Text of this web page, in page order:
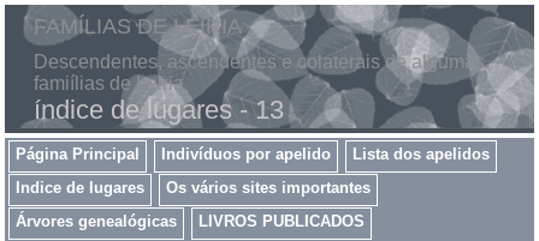
FAMÍLIAS DE LEIRIA
Descendentes, ascendentes e colaterais de algumas
famiílias de Leiria
índice de lugares - 13
Página Principal Indivíduos por apelido
Lista dos apelidos
Indice de lugares
Os vários sites importantes
Árvores genealógicas
LIVROS PUBLICADOS